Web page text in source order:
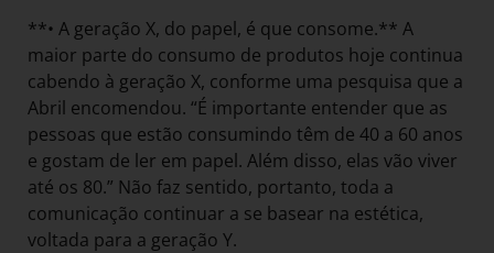
**• A geração X, do papel, é que consome.** A
maior parte do consumo de produtos hoje continua
cabendo à geração X, conforme uma pesquisa que a
Abril encomendou. “É importante entender que as
pessoas que estão consumindo têm de 40 a 60 anos
e gostam de ler em papel. Além disso, elas vão viver
até os 80.” Não faz sentido, portanto, toda a
comunicação continuar a se basear na estética,
voltada para a geração Y.